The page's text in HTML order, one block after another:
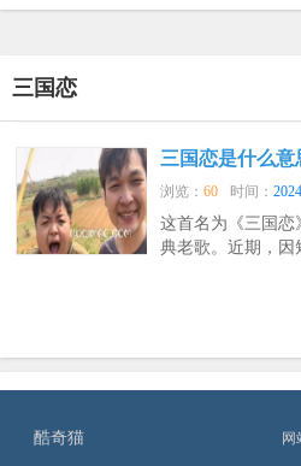
三国恋
三国恋是什么意
浏览：60 时间：
这首名为《三国
典老歌。近期，因
酷奇猫 网